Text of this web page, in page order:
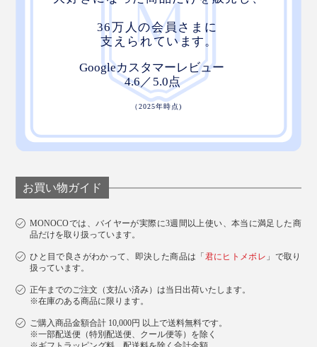
お買い物ガイド
MONOCOでは、バイヤーが実際に3週間以上使い、本当に満足した商
品だけを取り扱っています。
ひと目で良さがわかって、即決した商品は「 君にヒトメボレ 」で取り
扱っています。
正午までのご注文（支払い済み）は当日出荷いたします。
※在庫のある商品に限ります。
ご購入商品金額合計 10,000円 以上で送料無料です。
※一部配送便（特別配送便、クール便等）を除く